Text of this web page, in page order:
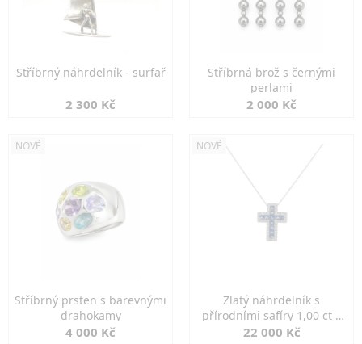
Stříbrný náhrdelník - surfař
2 300 Kč
Stříbrná brož s černými
perlami
2 000 Kč
NOVÉ
Stříbrný prsten s barevnými
drahokamy
4 000 Kč
NOVÉ
Zlatý náhrdelník s
přírodními safíry 1,00 ct a
diamanty
22 000 Kč